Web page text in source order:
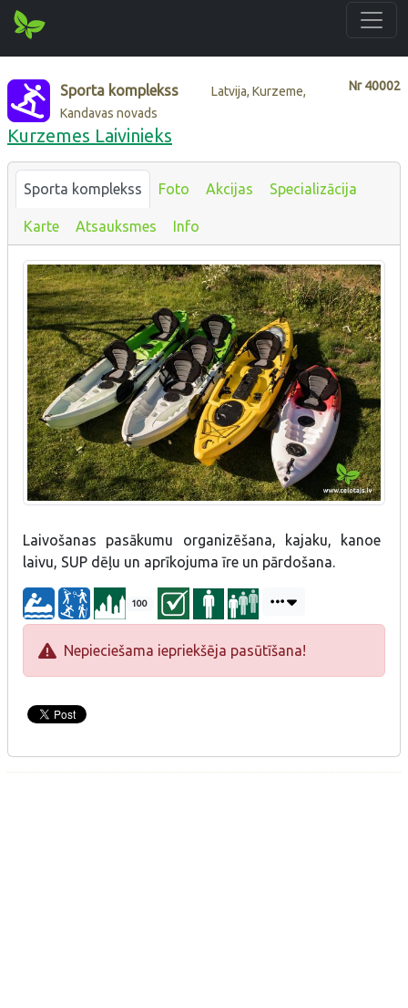
Nr40002
Sporta komplekss
Latvija, Kurzeme,
Kandavas novads
Kurzemes Laivinieks
Sporta komplekss Foto Akcijas Specializācija
Karte Atsauksmes Info
Laivošanas pasākumu organizēšana, kajaku, kanoe
laivu, SUP dēļu un aprīkojuma īre un pārdošana.
100
Nepieciešama iepriekšēja pasūtīšana!